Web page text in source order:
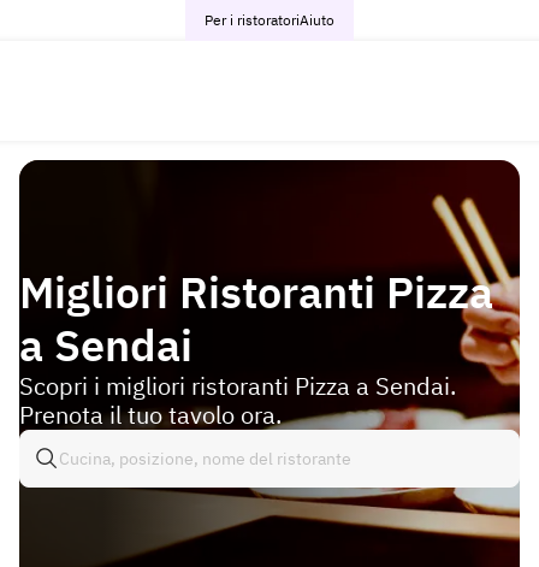
Per i ristoratoriAiuto
Migliori Ristoranti Pizza
a Sendai
Scopri i migliori ristoranti Pizza a Sendai.
Prenota il tuo tavolo ora.